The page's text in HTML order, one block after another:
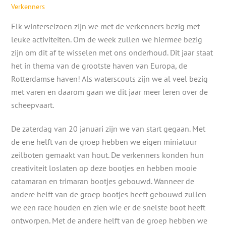
Verkenners
Elk winterseizoen zijn we met de verkenners bezig met
leuke activiteiten. Om de week zullen we hiermee bezig
zijn om dit af te wisselen met ons onderhoud. Dit jaar staat
het in thema van de grootste haven van Europa, de
Rotterdamse haven! Als waterscouts zijn we al veel bezig
met varen en daarom gaan we dit jaar meer leren over de
scheepvaart.
De zaterdag van 20 januari zijn we van start gegaan. Met
de ene helft van de groep hebben we eigen miniatuur
zeilboten gemaakt van hout. De verkenners konden hun
creativiteit loslaten op deze bootjes en hebben mooie
catamaran en trimaran bootjes gebouwd. Wanneer de
andere helft van de groep bootjes heeft gebouwd zullen
we een race houden en zien wie er de snelste boot heeft
ontworpen. Met de andere helft van de groep hebben we